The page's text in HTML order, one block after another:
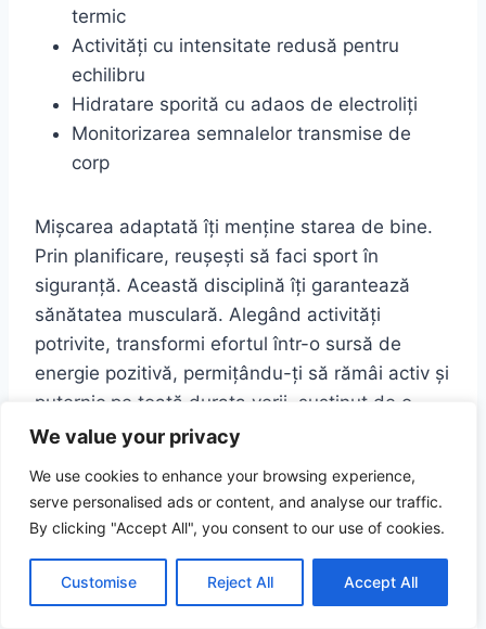
We value your privacy
We use cookies to enhance your browsing experience,
serve personalised ads or content, and analyse our traffic.
By clicking "Accept All", you consent to our use of cookies.
Customise Reject All Accept All
termic
Activități cu intensitate redusă pentru
echilibru
Hidratare sporită cu adaos de electroliți
Monitorizarea semnalelor transmise de
corp
Mișcarea adaptată îți menține starea de bine.
Prin planificare, reușești să faci sport în
siguranță. Această disciplină îți garantează
sănătatea musculară. Alegând activități
potrivite, transformi efortul într-o sursă de
energie pozitivă, permițându-ți să rămâi activ și
puternic pe toată durata verii, susținut de o
abordare responsabilă care pune preț pe
constantă, desfășurată într-un mod care
respectă limitele tale fizice în condiții de